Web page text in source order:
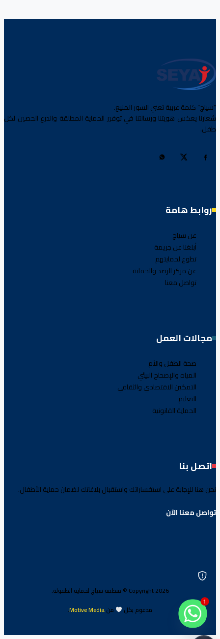
“سياج” كلمة عربية تعني السور المنيع.
شعارنا يعكس هويتنا ورسالتنا في توفير الحماية المطلقة والدرع الحصين لكل
طفل.
روابط هامة
عن سياج
أبلغنا عن جريمة
تطوع لحمايتهم
عن مركز الرصد والحماية
تواصل معنا
مجالات العمل
صحة الطفل والأم
المياه والإصحاح البيئي
التمكين الاقتصادي والثقافي
التعليم
الحماية القانونية
اتصل بنا
نحن هنا للإجابة على استفساراتك واستقبال بلاغاتك لضمان حماية الأطفال.
تواصل معنا الآن
Copyright 2026 © منظمة سياج لحماية الطفولة.
مدعوم بكل
منMotive Media
.
1